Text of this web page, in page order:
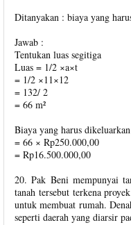
Ditanyakan : biaya yang
Jawab :
Tentukan luas segitiga
Luas = 1/2 ×a×t
= 1/2 ×11×12
= 132/ 2
= 66 m²
Biaya yang harus
= 66 × Rp250.000,00
= Rp16.500.000,00
20. Pak Beni mempunyai
tanah tersebut terkena
untuk membuat rumah.
seperti daerah yang diarsir